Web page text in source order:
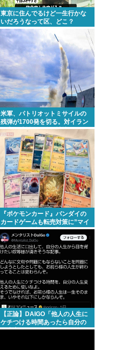
東京に住んでるけど一生行かな
いだろうなって区、どこ？
米軍、パトリオットミサイルの
残弾が1700発を切る。対イラン
で大量消耗した分を補填するの
に2年以上かかる模様。
『ポケモンカード』バンダイの
カードゲームも転売対策に”マイ
ナンバー”導入開始「効果テキメ
ン」
【正論】DAIGO「他人の人生に
ケチつける時間あったら自分の
人生変えるために使え。お前ら